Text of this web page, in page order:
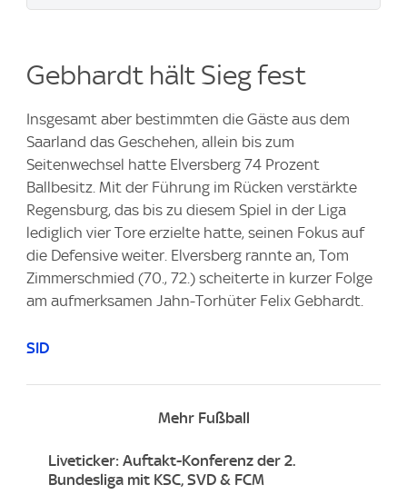
Gebhardt hält Sieg fest
Insgesamt aber bestimmten die Gäste aus dem
Saarland das Geschehen, allein bis zum
Seitenwechsel hatte Elversberg 74 Prozent
Ballbesitz. Mit der Führung im Rücken verstärkte
Regensburg, das bis zu diesem Spiel in der Liga
lediglich vier Tore erzielte hatte, seinen Fokus auf
die Defensive weiter. Elversberg rannte an, Tom
Zimmerschmied (70., 72.) scheiterte in kurzer Folge
am aufmerksamen Jahn-Torhüter Felix Gebhardt.
SID
Mehr Fußball
Liveticker: Auftakt-Konferenz der 2.
Bundesliga mit KSC, SVD & FCM